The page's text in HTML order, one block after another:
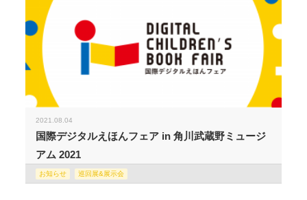
2021.08.04
国際デジタルえほんフェア in 角川武蔵野ミュージ
アム 2021
お知らせ 巡回展&展示会